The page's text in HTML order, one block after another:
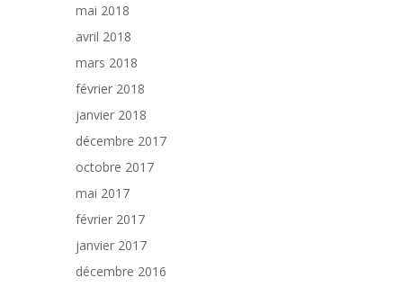
mai 2018
avril 2018
mars 2018
février 2018
janvier 2018
décembre 2017
octobre 2017
mai 2017
février 2017
janvier 2017
décembre 2016